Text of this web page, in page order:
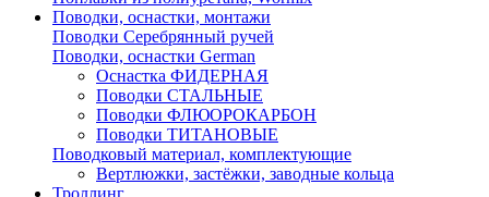
Поводки, оснастки, монтажи
Поводки Серебрянный ручей
Поводки, оснастки German
Оснастка ФИДЕРНАЯ
Поводки СТАЛЬНЫЕ
Поводки ФЛЮОРОКАРБОН
Поводки ТИТАНОВЫЕ
Поводковый материал, комплектующие
Вертлюжки, застёжки, заводные кольца
Троллинг